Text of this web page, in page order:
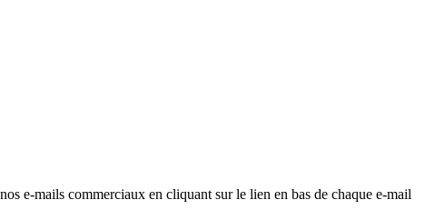
e-mails commerciaux en cliquant sur le lien en bas de chaque e-mail